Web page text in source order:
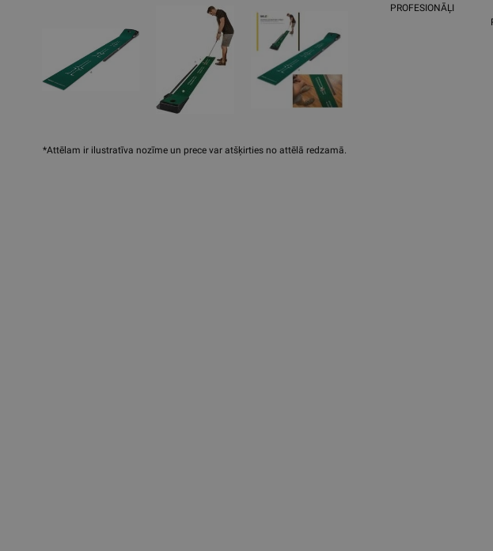
*Attēlam ir ilustratīva nozīme un prece var atšķirties no attēlā redzamā.
PROFESIONĀĻI